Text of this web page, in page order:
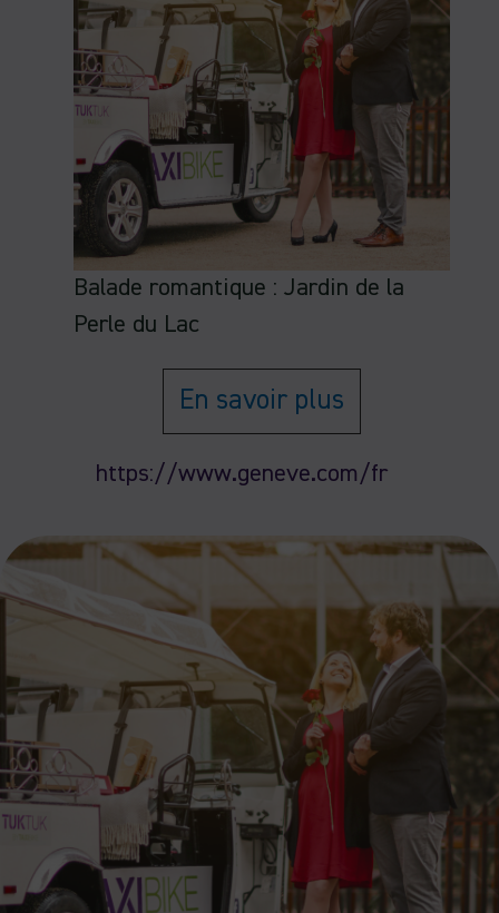
Balade romantique : Jardin de la
Perle du Lac
En savoir plus
https://www.geneve.com/fr